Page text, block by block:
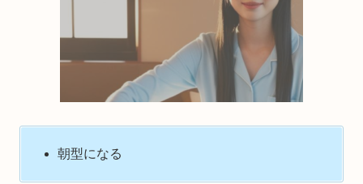
朝型になる